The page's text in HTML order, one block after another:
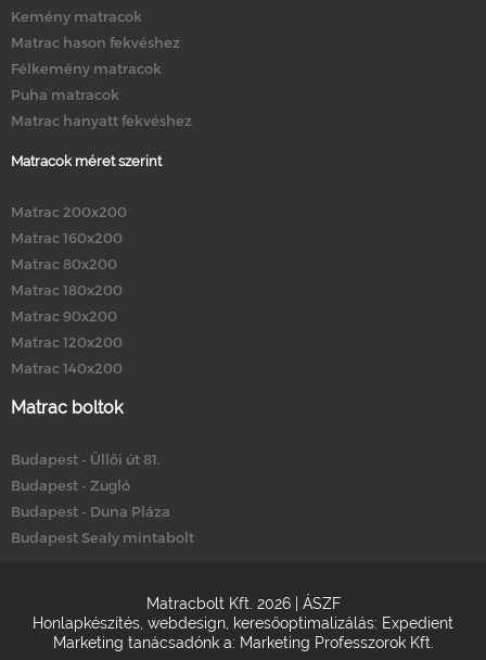
Kemény matracok
Matrac hason fekvéshez
Félkemény matracok
Puha matracok
Matrac hanyatt fekvéshez
Matracok méret szerint
Matrac 200x200
Matrac 160x200
Matrac 80x200
Matrac 180x200
Matrac 90x200
Matrac 120x200
Matrac 140x200
Matrac boltok
Budapest - Üllői út 81.
Budapest - Zugló
Budapest - Duna Pláza
Budapest Sealy mintabolt
Matracbolt Kft. 2026 | ÁSZF
Honlapkészítés webdesign keresőoptimalizálás: Expedient
Marketing tanácsadónk a: Marketing Professzorok Kft.